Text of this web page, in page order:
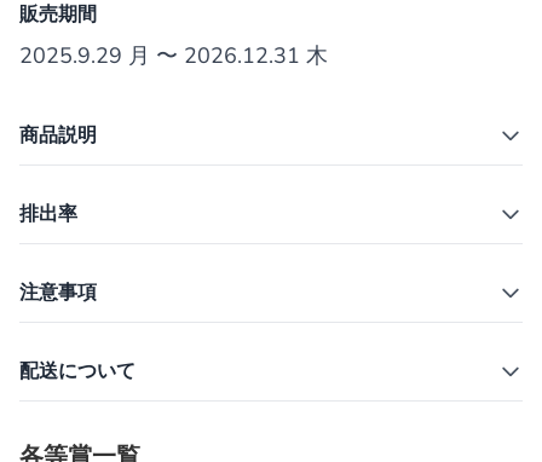
販売期間
2025.9.29 月 〜 2026.12.31 木
商品説明
排出率
注意事項
配送について